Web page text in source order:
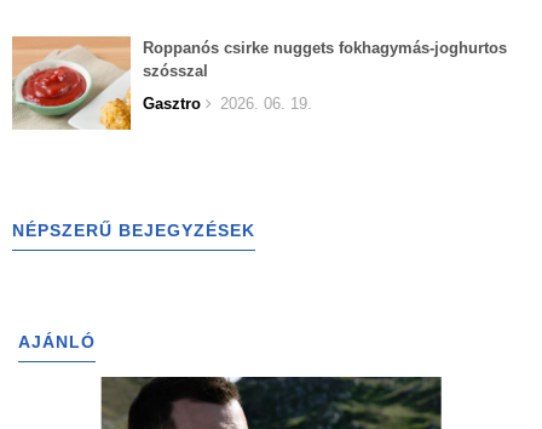
Roppanós csirke nuggets fokhagymás-joghurtos
szósszal
Gasztro
2026. 06. 19.
NÉPSZERŰ BEJEGYZÉSEK
AJÁNLÓ